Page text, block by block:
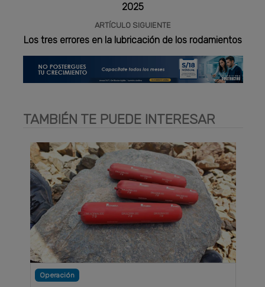
2025
ARTÍCULO SIGUIENTE
Los tres errores en la lubricación de los rodamientos
TAMBIÉN TE PUEDE INTERESAR
Operación